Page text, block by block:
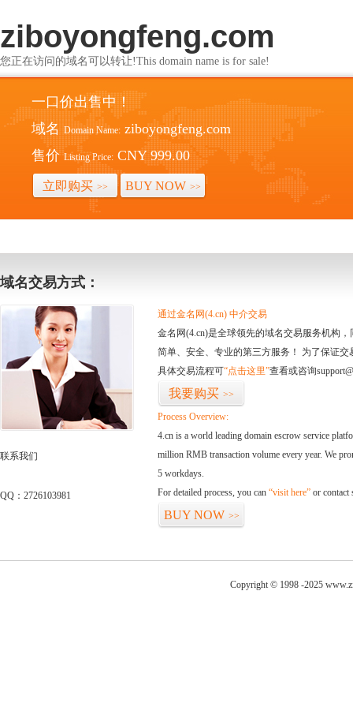
ziboyongfeng.com
您正在访问的域名可以转让!This domain name is for sale!
一口价出售中！
域名 Domain Name: ziboyongfeng.com
售价 Listing Price: CNY 999.00
立即购买 >> BUY NOW >>
域名交易方式：
联系我们
QQ：2726103981
通过金名网(4.cn) 中介交易
金名网(4.cn)是全球领先的域名交易服务机构
简单、安全、专业的第三方服务！ 为了保证
具体交易流程可“点击这里”查看或咨询
我要购买 >>
Process Overview:
4.cn is a world leading domain escrow service
million RMB transaction volume every year. We
5 workdays.
For detailed process, you can “visit here” or contact
BUY NOW >>
Copyright © 1998 -2025